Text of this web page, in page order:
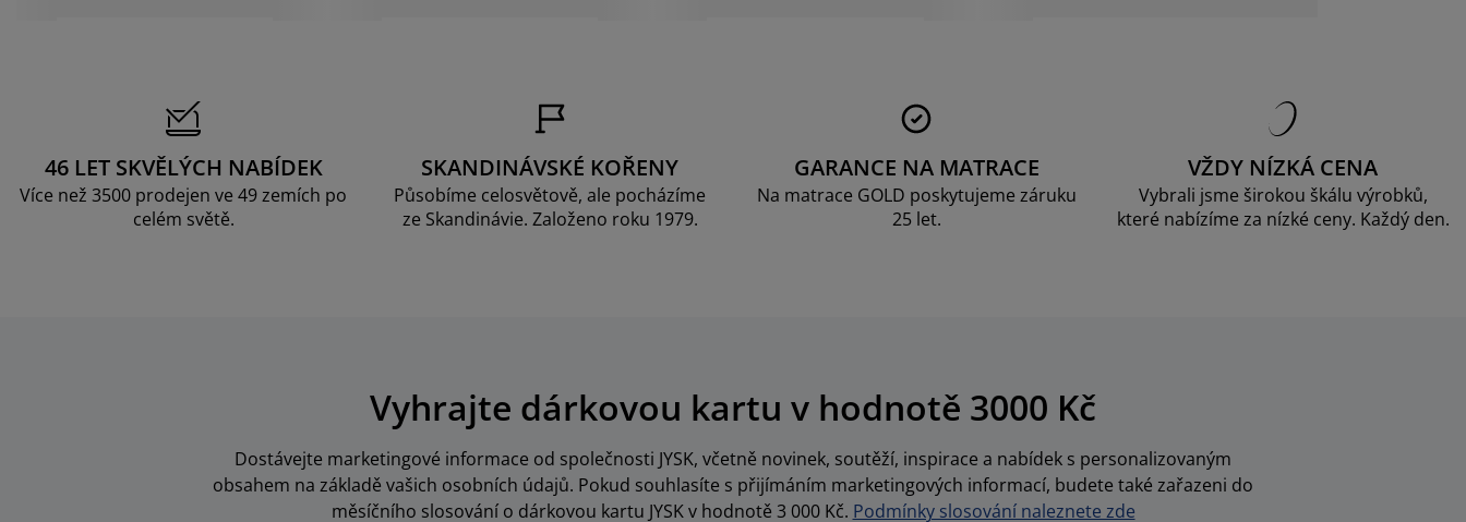
46 LET SKVĚLÝCH NABÍDEK
Více než 3500 prodejen ve 49 zemích po
celém světě.
SKANDINÁVSKÉ KOŘENY
Působíme celosvětově, ale pocházíme
ze Skandinávie. Založeno roku 1979.
GARANCE NA MATRACE
Na matrace GOLD poskytujeme záruku
25 let.
VŽDY NÍZKÁ CENA
Vybrali jsme širokou škálu výrobků,
které nabízíme za nízké ceny. Každý den.
Vyhrajte dárkovou kartu v hodnotě 3000 Kč
Dostávejte marketingové informace od společnosti JYSK, včetně novinek, soutěží, inspirace a nabídek s personalizovaným
obsahem na základě vašich osobních údajů. Pokud souhlasíte s přijímáním marketingových informací, budete také zařazeni do
měsíčního slosování o dárkovou kartu JYSK v hodnotě 3 000 Kč. Podmínky slosování naleznete zde